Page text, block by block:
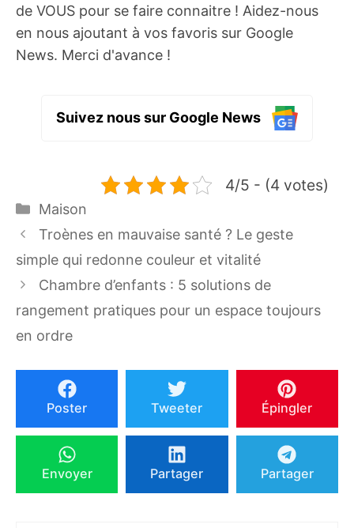
de VOUS pour se faire connaitre ! Aidez-nous
en nous ajoutant à vos favoris sur Google
News. Merci d'avance !
Suivez nous sur Google News
4/5 - (4 votes)
Catégories
Maison
Troènes en mauvaise santé ? Le geste
simple qui redonne couleur et vitalité
Chambre d’enfants : 5 solutions de
rangement pratiques pour un espace toujours
en ordre
Poster Tweeter Épingler
Envoyer Partager Partager